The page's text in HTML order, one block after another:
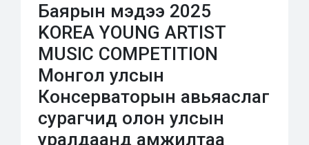
Баярын мэдээ 2025
KOREA YOUNG ARTIST
MUSIC COMPETITION
Монгол улсын
Консерваторын авьяаслаг
сурагчид олон улсын
уралдаанд амжилтаа